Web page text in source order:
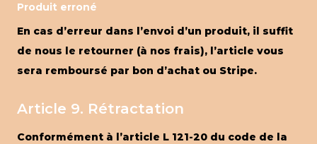
Produit erroné
En cas d’erreur dans l’envoi d’un produit, il suffit
de nous le retourner (à nos frais), l’article vous
sera remboursé par bon d’achat ou Stripe.
Article 9. Rétractation
Conformément à l’article L 121-20 du code de la